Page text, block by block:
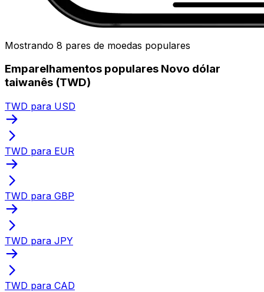
Mostrando 8 pares de moedas populares
Emparelhamentos populares Novo dólar
taiwanês (TWD)
TWD para USD
TWD para EUR
TWD para GBP
TWD para JPY
TWD para CAD